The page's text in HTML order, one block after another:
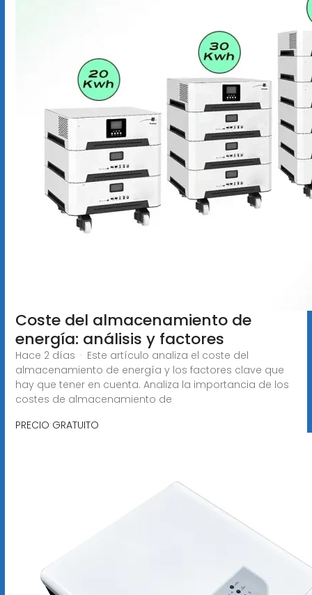
Coste del almacenamiento de
energía: análisis y factores
Hace 2 días · Este artículo analiza el coste del
almacenamiento de energía y los factores clave que
hay que tener en cuenta. Analiza la importancia de los
costes de almacenamiento de
PRECIO GRATUITO